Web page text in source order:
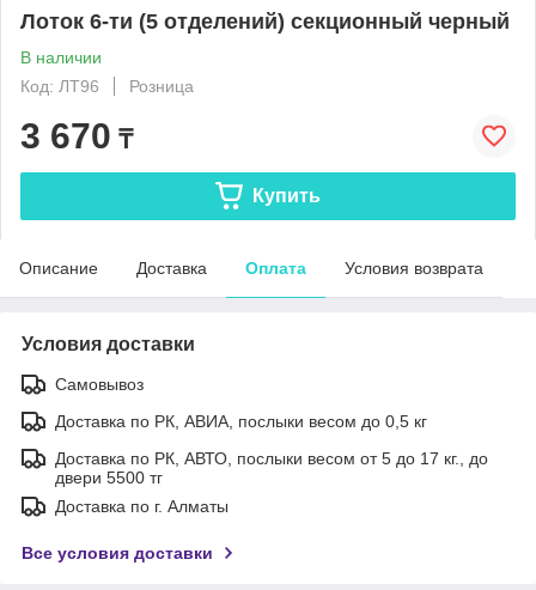
Лоток 6-ти (5 отделений) секционный черный
В наличии
Код: ЛТ96
Розница
3 670 ₸
Купить
Описание Доставка Оплата Условия возврата
Условия доставки
Самовывоз
Доставка по РК, АВИА, послыки весом до 0,5 кг
Доставка по РК, АВТО, послыки весом от 5 до 17 кг., до
двери 5500 тг
Доставка по г. Алматы
Все условия доставки